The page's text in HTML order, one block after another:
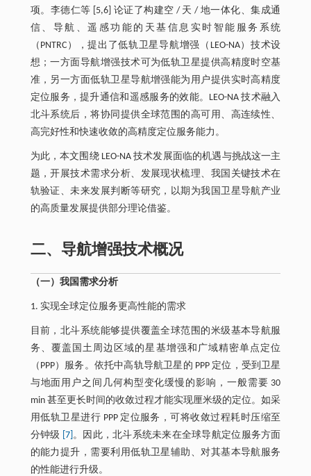
项。李德仁等 [5,6] 论证了构建空 / 天 / 地一体化、集成通
信、导航、遥感功能的天基信息实时智能服务系统
（PNTRC），提出了低轨卫星导航增强（LEO-NA）技术设
想；一方面导航增强技术可为低轨卫星提供高精度时空基
准，另一方面低轨卫星导航增强能为用户提供实时高精度
定位服务，提升通信和遥感服务的效能。LEO-NA 技术融入
北斗系统后，将协同提供全球范围的高可用、高连续性、
高完好性和快速收敛的高精度定位服务能力。
为此，本文围绕 LEO-NA 技术发展面临的机遇与挑战这一主
题，开展技术需求分析、发展现状梳理、我国关键技术在
轨验证、未来发展判断等研究，以期为我国卫星导航产业
的高质量发展提供部分理论借鉴。
二、导航增强技术概况
（一）我国需求分析
1. 实现全球定位服务更高性能的需求
目前，北斗系统能够提供覆盖全球范围的米级基本导航服
务、覆盖国土周边区域的星基增强和广域精密单点定位
（PPP）服务。依托中高轨导航卫星的 PPP 定位，受到卫星
与地面用户之间几何构型变化缓慢的影响，一般需要 30
min 甚至更长时间的收敛过程才能实现厘米级的定位。如采
用低轨卫星进行 PPP 定位服务，可将收敛过程耗时压缩至
分钟级 [7] 。因此，北斗系统未来在全球导航定位服务方面
的能力提升，需要利用低轨卫星辅助、对其基本导航服务
的性能进行升级。